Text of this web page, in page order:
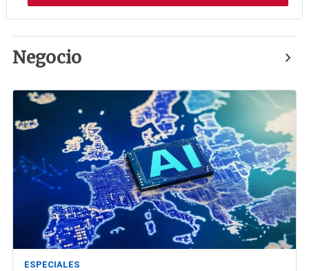
Negocio
ESPECIALES